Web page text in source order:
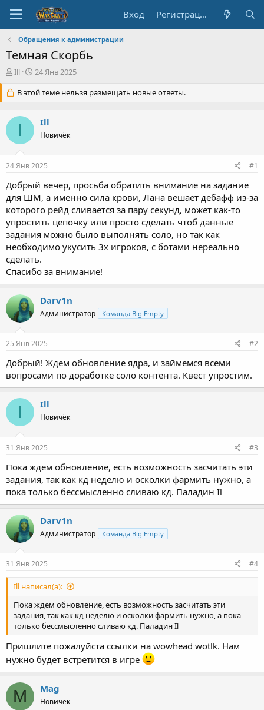
Вход Регистрация
Обращения к администрации
Темная Скорбь
А
т
о
р
м
ы
Ill
Д
т
а
л
а
24 Янв 2025
В этой теме нельзя размещать новые ответы.
I Ill
Новичёк
24 Янв 2025 #1
Добрый вечер, просьба обратить внимание на задание
для ШМ, а именно сила крови, Лана вешает дебафф из-за
которого рейд сливается за пару секунд, может как-то
упростить цепочку или просто сделать чтоб данные
задания можно было выполнять соло, но так как
необходимо укусить 3х игроков, с ботами нереально
сделать.
Спасибо за внимание!
Darv1n
Администратор Команда Big Empty
25 Янв 2025 #2
Добрый! Ждем обновление ядра, и займемся всеми
вопросами по доработке соло контента. Квест упростим.
I Ill
Новичёк
31 Янв 2025 #3
Пока ждем обновление, есть возможность засчитать эти
задания, так как кд неделю и осколки фармить нужно, а
пока только бессмысленно сливаю кд. Паладин Il
Darv1n
Администратор Команда Big Empty
31 Янв 2025 #4
Ill написал(а):
Пока ждем обновление, есть возможность засчитать эти
задания, так как кд неделю и осколки фармить нужно, а пока
только бессмысленно сливаю кд. Паладин Il
Пришлите пожалуйста ссылки на wowhead wotlk. Нам
нужно будет встретится в игре
M Mag
Новичёк